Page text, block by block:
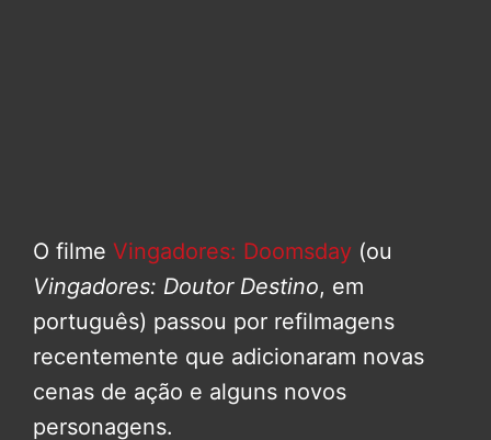
O filme Vingadores: Doomsday (ou
Vingadores: Doutor Destino, em
português) passou por refilmagens
recentemente que adicionaram novas
cenas de ação e alguns novos
personagens.